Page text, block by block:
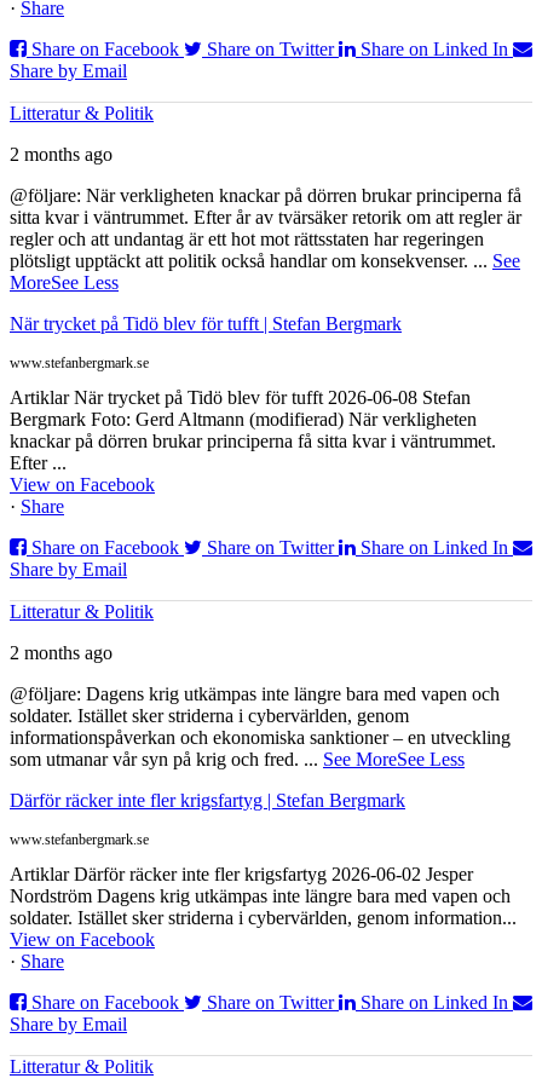
· Share
Share on Facebook
Share on Twitter
Share on Linked In
Share by Email
Litteratur & Politik
2 months ago
@följare: När verkligheten knackar på dörren brukar principerna få
sitta kvar i väntrummet. Efter år av tvärsäker retorik om att regler är
regler och att undantag är ett hot mot rättsstaten har regeringen
plötsligt upptäckt att politik också handlar om konsekvenser. ... See
MoreSee Less
När trycket på Tidö blev för tufft | Stefan Bergmark
www.stefanbergmark.se
Artiklar När trycket på Tidö blev för tufft 2026-06-08 Stefan
Bergmark Foto: Gerd Altmann (modifierad) När verkligheten
knackar på dörren brukar principerna få sitta kvar i väntrummet.
Efter ...
View on Facebook
· Share
Share on Facebook
Share on Twitter
Share on Linked In
Share by Email
Litteratur & Politik
2 months ago
@följare: Dagens krig utkämpas inte längre bara med vapen och
soldater. Istället sker striderna i cybervärlden, genom
informationspåverkan och ekonomiska sanktioner – en utveckling
som utmanar vår syn på krig och fred. ... See MoreSee Less
Därför räcker inte fler krigsfartyg | Stefan Bergmark
www.stefanbergmark.se
Artiklar Därför räcker inte fler krigsfartyg 2026-06-02 Jesper
Nordström Dagens krig utkämpas inte längre bara med vapen och
soldater. Istället sker striderna i cybervärlden, genom information...
View on Facebook
· Share
Share on Facebook
Share on Twitter
Share on Linked In
Share by Email
Litteratur & Politik